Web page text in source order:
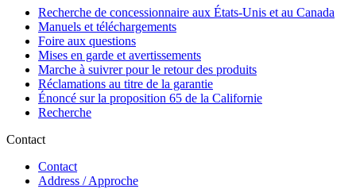
Recherche de concessionnaire aux États-Unis et au Canada
Manuels et téléchargements
Foire aux questions
Mises en garde et avertissements
Marche à suivrer pour le retour des produits
Réclamations au titre de la garantie
Énoncé sur la proposition 65 de la Californie
Recherche
Contact
Contact
Address / Approche